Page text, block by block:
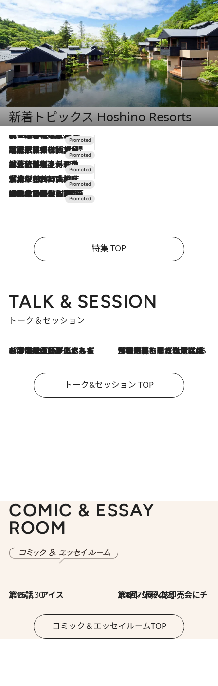
新着トピックス Hoshino Resorts
2026.8.7
【トンボの足水浴】ヒノキの香りに包まれて涼感マックス！約13℃の湧水かけ流しを避暑地「星野温泉 トンボの湯」で体験
2026.7.31
【ホテル帰省】という選択肢をOMOが提案。家族とほどよい距離を保つには「昼は実家、夜は気兼ねなくホテルで！」
2026.7.24
【夏限定ディナーコース】旬を迎える稚鮎や花ズッキーニなどをイタリア・トスカーナの郷土料理の手法で満喫！
2026.7.17
「土佐和ハーブかき氷」がOMO7高知に登場！生姜、山椒、大葉など目にも舌にも涼を呼ぶ郷土の味
2026.7.10
NEW OPEN！【界 草津】名湯の地に誕生。趣の異なる2種の温泉と上州ならではの会席・蕎麦割烹など美食を味わう究極の癒やし旅
特集 TOP
TALK & SESSION
トーク＆セッション
2026.8.3
「今後値上げがあるとすれば…」「リスクがあるのは今年の冬」エネルギー専門家が語る、ホルムズ海峡封鎖が家庭にもたらす“ある心配” 2026.8.3
「住宅建てられない…」「サーチャージ料の高値が続いている」ホルムズ海峡封鎖による影響はいつまで続く？《エネルギー専門家に聞く“どうなる日本の暮らし”》
トーク&セッション TOP
COMIC & ESSAY
ROOM
2026.7.30
第15話 アイス 2026.7.30
第8回「同人誌即売会にチャレンジ その2」
コミック＆エッセイルームTOP